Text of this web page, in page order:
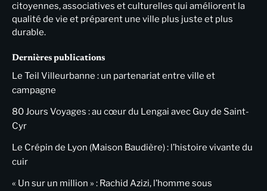
citoyennes, associatives et culturelles qui améliorent la
qualité de vie et préparent une ville plus juste et plus
durable.
Dernières publications
Le Teil Villeurbanne : un partenariat entre ville et
campagne
80 Jours Voyages : au cœur du Lengai avec Guy de Saint-
Cyr
Le Crépin de Lyon (Maison Baudière) : l’histoire vivante du
cuir
« Un sur un million » : Rachid Azizi, l’homme sous